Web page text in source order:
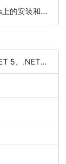
环境变量配置
7 简介及区别